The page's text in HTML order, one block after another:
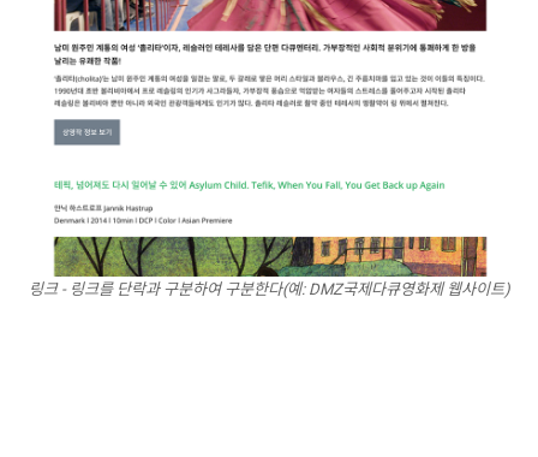
링크 - 링크를 단락과 구분하여 구분한다(예: DMZ국제다큐영화제 웹사이트)